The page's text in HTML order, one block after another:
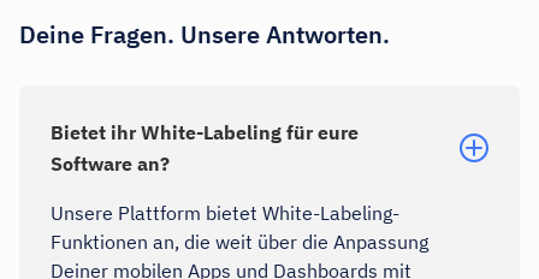
Deine Fragen. Unsere Antworten.
Bietet ihr White-Labeling für eure
Software an?
Unsere Plattform bietet White-Labeling-
Funktionen an, die weit über die Anpassung
Deiner mobilen Apps und Dashboards mit